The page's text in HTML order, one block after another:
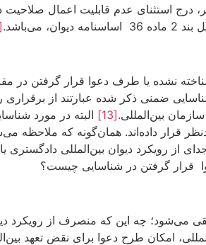
درج استثنای عدم قابلیت اعمال
نشده یا طرف دعوا قرار گرفتن در
ضمنی ذکر شده عبارتند از برقراری
بین‌المللی.[13]
البته در مورد
قرار داده‌اند. همان‌گونه که ملاحظه
رویکرد دیوان بین‌المللی دادگستری یا
قرار گرفتن در شناسایی چیست؟
چه این که منصرف از رویکرد
امکان طرح دعوا برای نقض تعهد